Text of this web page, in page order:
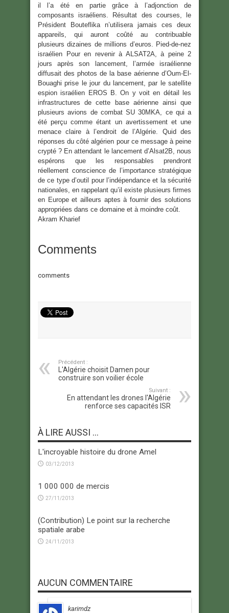
il l’a été en partie grâce à l’adjonction de
composants israéliens. Résultat des courses, le
Président Bouteflika n’utilisera jamais ces deux
appareils, qui auront coûté au contribuable
plusieurs dizaines de millions d’euros. Pied-de-nez
israélien Pour en revenir à ALSAT2A, à peine 2
jours après son lancement, l’armée israélienne
diffusait des photos de la base aérienne d’Oum-El-
Bouaghi prise le jour du lancement, par le satellite
espion israélien EROS B. On y voit en détail les
infrastructures de cette base aérienne ainsi que
plusieurs avions de combat SU 30MKA, ce qui a
été perçu comme étant un avertissement et une
menace claire à l’endroit de l’Algérie. Quid des
réponses du côté algérien pour ce message à peine
crypté ? En attendant le lancement d’Alsat2B, nous
espérons que les responsables prendront
réellement conscience de l’importance stratégique
de ce type d’outil pour l’indépendance et la sécurité
nationales, en rappelant qu’il existe plusieurs firmes
en Europe et ailleurs aptes à fournir des solutions
appropriées dans ce domaine et à moindre coût.
Akram Kharief
Comments
comments
Précédent :
L'Algérie choisit Damen pour
construire son voilier école
Suivant :
En attendant les drones l'Algérie
renforce ses capacités ISR
À LIRE AUSSI ...
L'incroyable histoire du drone Amel
03/12/2013
1 000 000 de mercis
27/11/2013
(Contribution) Le point sur la recherche
spatiale arabe
24/11/2013
AUCUN COMMENTAIRE
karimdz